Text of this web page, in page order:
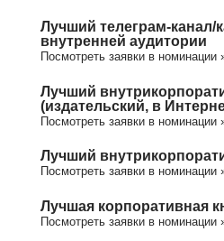
Лучший телеграм-канал/
внутренней аудитории
Посмотреть заявки в номинации
Лучший
(издательский, в
Посмотреть заявки в номинации
Лучший
Посмотреть заявки в номинации
Лучшая корпоративная
Посмотреть заявки в номинации